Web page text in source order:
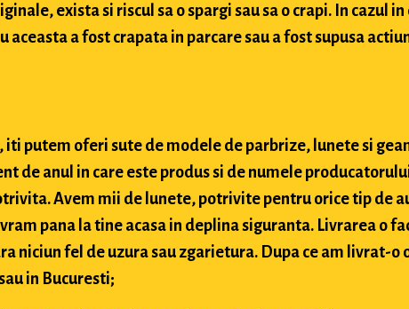
exista si riscul sa o spargi sau sa o crapi. In cazul
aceasta a fost crapata in parcare sau a fost supusa
putem oferi sute de modele de parbrize, lunete si
de anul in care este produs si de numele
Avem mii de lunete, potrivite pentru orice tip de
pana la tine acasa in deplina siguranta. Livrarea o
niciun fel de uzura sau zgarietura. Dupa ce am livrat-
in Bucuresti;